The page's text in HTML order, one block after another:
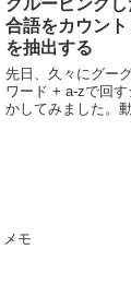
グルーピング
合語をカウン
を抽出する
先日、久々にグー
ワード + a-zで回
かしてみました。
メモ